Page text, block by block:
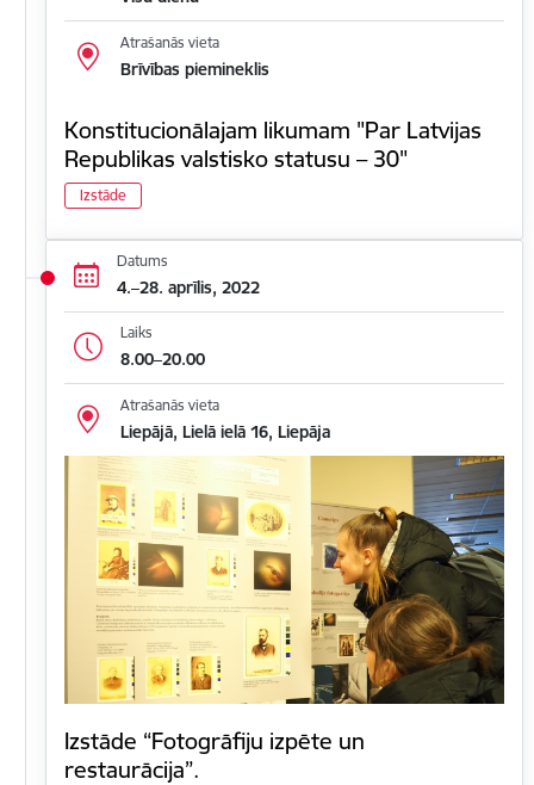
Atrašanās vieta
Brīvības piemineklis
Konstitucionālajam likumam "Par Latvijas
Republikas valstisko statusu – 30"
Izstāde
Datums
4.–28. aprīlis, 2022
Laiks
8.00–20.00
Atrašanās vieta
Liepājā, Lielā ielā 16, Liepāja
Izstāde “Fotogrāfiju izpēte un
restaurācija”.